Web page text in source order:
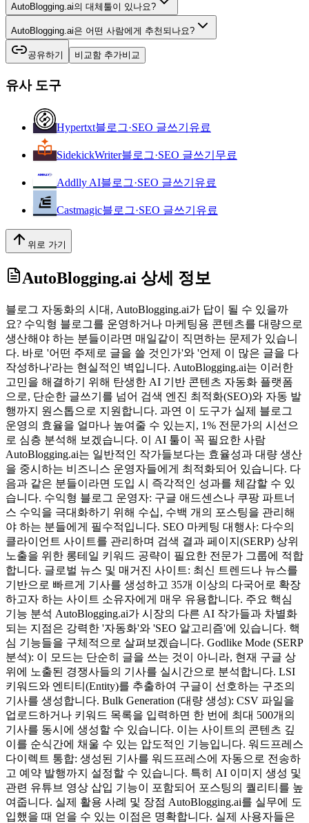
AutoBlogging.ai의 대체툴이 있나요?
AutoBlogging.ai은 어떤 사람에게 추천되나요?
공유하기 비교함 추가비교
유사 도구
Hypertxt블로그·SEO 글쓰기 유료
SidekickWriter블로그·SEO 글쓰기 무료
Addlly AI블로그·SEO 글쓰기 유료
Castmagic블로그·SEO 글쓰기 유료
위로 가기
AutoBlogging.ai 상세 정보
블로그 자동화의 시대, AutoBlogging.ai가 답이 될 수 있을까
요? 수익형 블로그를 운영하거나 마케팅용 콘텐츠를 대량으로
생산해야 하는 분들이라면 매일같이 직면하는 문제가 있습니
다. 바로 '어떤 주제로 글을 쓸 것인가'와 '언제 이 많은 글을 다
작성하나'라는 현실적인 벽입니다. AutoBlogging.ai는 이러한
고민을 해결하기 위해 탄생한 AI 기반 콘텐츠 자동화 플랫폼
으로, 단순한 글쓰기를 넘어 검색 엔진 최적화(SEO)와 자동 발
행까지 원스톱으로 지원합니다. 과연 이 도구가 실제 블로그
운영의 효율을 얼마나 높여줄 수 있는지, 1% 전문가의 시선으
로 심층 분석해 보겠습니다. 이 AI 툴이 꼭 필요한 사람
AutoBlogging.ai는 일반적인 작가들보다는 효율성과 대량 생산
을 중시하는 비즈니스 운영자들에게 최적화되어 있습니다. 다
음과 같은 분들이라면 도입 시 즉각적인 성과를 체감할 수 있
습니다. 수익형 블로그 운영자: 구글 애드센스나 쿠팡 파트너
스 수익을 극대화하기 위해 수십, 수백 개의 포스팅을 관리해
야 하는 분들에게 필수적입니다. SEO 마케팅 대행사: 다수의
클라이언트 사이트를 관리하며 검색 결과 페이지(SERP) 상위
노출을 위한 롱테일 키워드 공략이 필요한 전문가 그룹에 적합
합니다. 글로벌 뉴스 및 매거진 사이트: 최신 트렌드나 뉴스를
기반으로 빠르게 기사를 생성하고 35개 이상의 다국어로 확장
하고자 하는 사이트 소유자에게 매우 유용합니다. 주요 핵심
기능 분석 AutoBlogging.ai가 시장의 다른 AI 작가들과 차별화
되는 지점은 강력한 '자동화'와 'SEO 알고리즘'에 있습니다. 핵
심 기능들을 구체적으로 살펴보겠습니다. Godlike Mode (SERP
분석): 이 모드는 단순히 글을 쓰는 것이 아니라, 현재 구글 상
위에 노출된 경쟁사들의 기사를 실시간으로 분석합니다. LSI
키워드와 엔티티(Entity)를 추출하여 구글이 선호하는 구조의
기사를 생성합니다. Bulk Generation (대량 생성): CSV 파일을
업로드하거나 키워드 목록을 입력하면 한 번에 최대 500개의
기사를 동시에 생성할 수 있습니다. 이는 사이트의 콘텐츠 깊
이를 순식간에 채울 수 있는 압도적인 기능입니다. 워드프레스
다이렉트 통합: 생성된 기사를 워드프레스에 자동으로 전송하
고 예약 발행까지 설정할 수 있습니다. 특히 AI 이미지 생성 및
관련 유튜브 영상 삽입 기능이 포함되어 포스팅의 퀄리티를 높
여줍니다. 실제 활용 사례 및 장점 AutoBlogging.ai를 실무에 도
입했을 때 얻을 수 있는 이점은 명확합니다. 실제 사용자들은